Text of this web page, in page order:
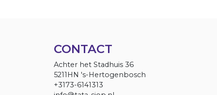
CONTACT
Achter het Stadhuis 36
5211HN 's-Hertogenbosch
+3173-6141313